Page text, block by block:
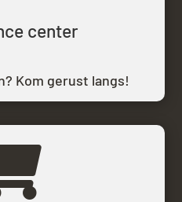
center
Kom gerust langs!